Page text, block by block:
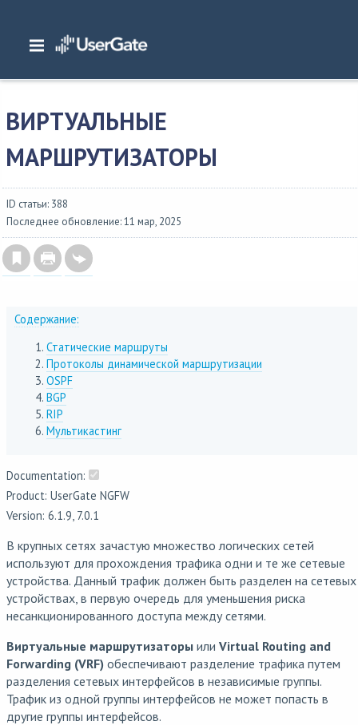
Главная/ Документация/NGFW
Настройка сети
ВИРТУАЛЬНЫЕ
МАРШРУТИЗАТОРЫ
ID статьи: 388
Последнее обновление: 11 мар, 2025
Содержание:
Статические маршруты
Протоколы динамической маршрутизации
OSPF
BGP
RIP
Мультикастинг
Documentation:
Product: UserGate NGFW
Version: 6.1.9, 7.0.1
В крупных сетях зачастую множество логических сетей
используют для прохождения трафика одни и те же сетевые
устройства. Данный трафик должен быть разделен на сетевых
устройствах, в первую очередь для уменьшения риска
несанкционированного доступа между сетями.
Виртуальные маршрутизаторы или Virtual Routing and
Forwarding (VRF) обеспечивают разделение трафика путем
разделения сетевых интерфейсов в независимые группы.
Трафик из одной группы интерфейсов не может попасть в
другие группы интерфейсов.